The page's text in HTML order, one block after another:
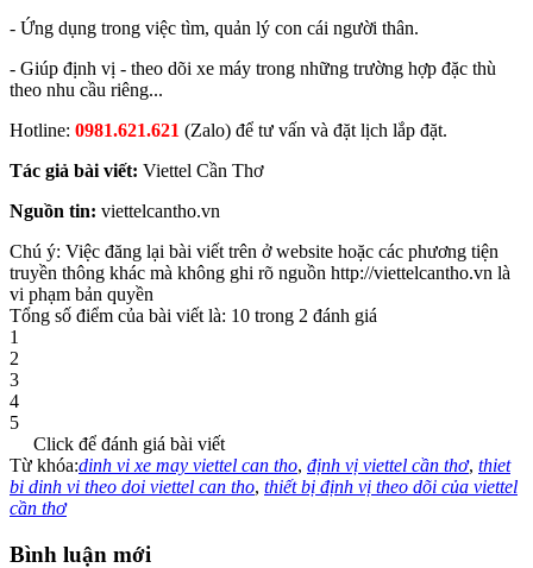
- Ứng dụng trong việc tìm, quản lý con cái người thân.
- Giúp định vị - theo dõi xe máy trong những trường hợp đặc thù
theo nhu cầu riêng...
Hotline: 0981.621.621 (Zalo) để tư vấn và đặt lịch lắp đặt.
Tác giả bài viết: Viettel Cần Thơ
Nguồn tin: viettelcantho.vn
Chú ý: Việc đăng lại bài viết trên ở website hoặc các phương tiện
truyền thông khác mà không ghi rõ nguồn http://viettelcantho.vn là
vi phạm bản quyền
Tổng số điểm của bài viết là: 10 trong 2 đánh giá
1
2
3
4
5
Click để đánh giá bài viết
Từ khóa:dinh vi xe may viettel can tho, định vị viettel cần thơ, thiet
bi dinh vi theo doi viettel can tho, thiết bị định vị theo dõi của viettel
cần thơ
Bình luận mới